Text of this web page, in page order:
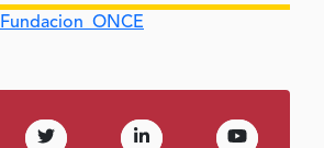
en nueva ventana)
Twitter
(Abre en nueva ventana)
LinkedIn
(Abre en nuevaYoutube
(Abre en